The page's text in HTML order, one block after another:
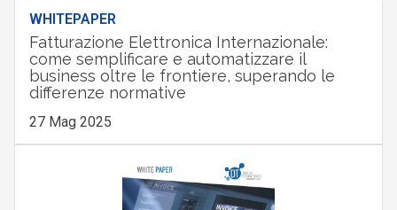
WHITEPAPER
Fatturazione Elettronica Internazionale:
come semplificare e automatizzare il
business oltre le frontiere, superando le
differenze normative
27 Mag 2025